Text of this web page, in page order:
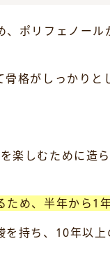
ポリフェノール
格がしっかりと
楽しむために造
め、半年から1
持ち、10年以